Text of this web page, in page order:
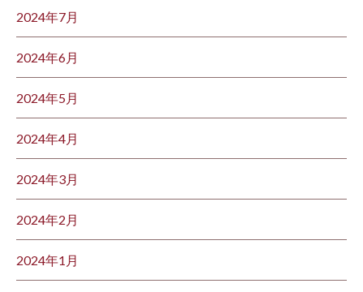
2024年7月
2024年6月
2024年5月
2024年4月
2024年3月
2024年2月
2024年1月